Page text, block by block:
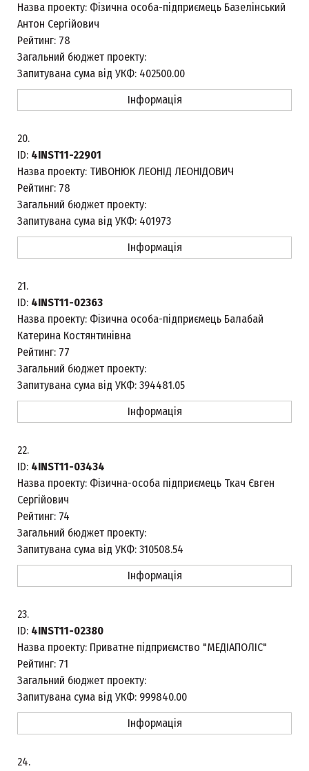
Назва проекту: Фізична особа-підприємець Базелінський
Антон Сергійович
Рейтинг: 78
Загальний бюджет проекту:
Запитувана сума від УКФ: 402500.00
Інформація
20.
ID: 4INST11-22901
Назва проекту: ТИВОНЮК ЛЕОНІД ЛЕОНІДОВИЧ
Рейтинг: 78
Загальний бюджет проекту:
Запитувана сума від УКФ: 401973
Інформація
21.
ID: 4INST11-02363
Назва проекту: Фізична особа-підприємець Балабай
Катерина Костянтинівна
Рейтинг: 77
Загальний бюджет проекту:
Запитувана сума від УКФ: 394481.05
Інформація
22.
ID: 4INST11-03434
Назва проекту: Фізична-особа підприємець Ткач Євген
Сергійович
Рейтинг: 74
Загальний бюджет проекту:
Запитувана сума від УКФ: 310508.54
Інформація
23.
ID: 4INST11-02380
Назва проекту: Приватне підприємство "МЕДІАПОЛІС"
Рейтинг: 71
Загальний бюджет проекту:
Запитувана сума від УКФ: 999840.00
Інформація
24.